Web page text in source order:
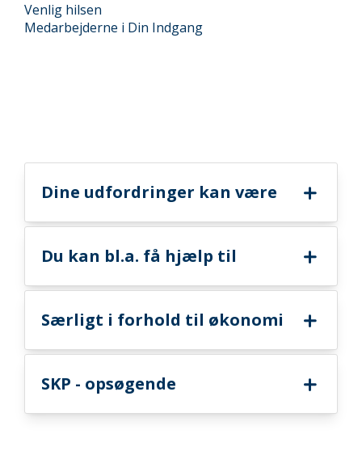
Venlig hilsen
Medarbejderne i Din Indgang
Dine udfordringer kan være
Du kan bl.a. få hjælp til
Særligt i forhold til økonomi
SKP - opsøgende